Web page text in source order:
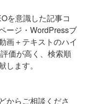
を意識した記事コ
ージ・WordPressブ
画＋テキストのハイ
価が高く、検索順
ます。
からご相談くださ